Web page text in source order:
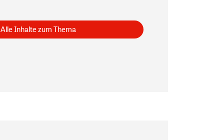
Alle Inhalte zum Thema